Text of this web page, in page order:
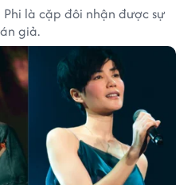
là cặp đôi nhận được sự
giả.